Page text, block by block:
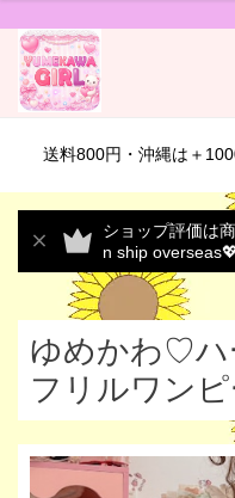
送料800円・沖縄は＋
ショップ評価は
n ship
ゆめかわ♡ハ
フリルワン